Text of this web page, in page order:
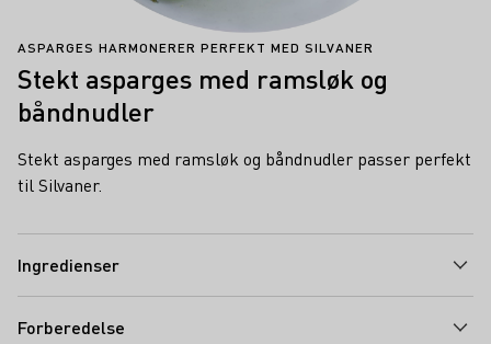
ASPARGES HARMONERER PERFEKT MED SILVANER
Stekt asparges med ramsløk og
båndnudler
Stekt asparges med ramsløk og båndnudler passer perfekt
til Silvaner.
Ingredienser
Forberedelse